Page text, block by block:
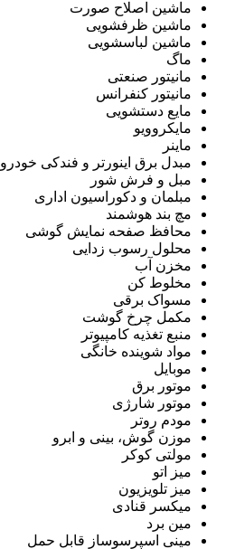
ماشین اصلاح صورت
ماشین ظرفشویی
ماشین لباسشویی
ماگ
مانیتور صنعتی
مانیتور کنفرانس
مایع دستشویی
مایکروویو
ماینر
مبدل برق اینورتر و فندکی خودرو
مبل و فرش شور
مبلمان و دکوراسیون اداری
مچ بند هوشمند
محافظ صفحه نمایش گوشی
محلول رسوب زدایی
مخزن آب
مخلوط کن
مسواک برقی
مکمل چرخ گوشت
منبع تغذیه کامپیوتر
مواد شوینده خانگی
موبایل
موتور برق
موتور شارژی
مودم روتر
موزن گوش، بینی و ابرو
مولتی کوکر
میز اتو
میز تلویزیون
میکسر قنادی
مین برد
مینی اسپرسوساز قابل حمل